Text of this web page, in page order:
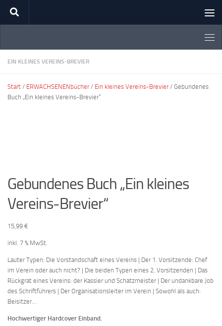
Zum Inhalt springen
EIN KLEINES VEREINS-BREVIER
Start / ERWACHSENENbücher/ Ein kleines Vereins-Brevier/ Gebundenes
Buch „Ein kleines Vereins-Brevier“
Gebundenes Buch „Ein kleines
Vereins-Brevier“
15,99 €
inkl. 7 % MwSt.
Lauter Typen: Die Vorstandschaft eines Vereins | Der 1. Vorsitzende: Chef
im Verein oder auch nicht? | Die beiden Typen eines 2. Vorsitzenden | Das
Rückgrat eines Vereins: der Kassier und Schatzmeister | Der undankbare Job
des Schriftführers | Der Organisationsleiter im Verein | Sowohl als auch:
Beisitzer…
Hochwertiger Hardcover Einband.